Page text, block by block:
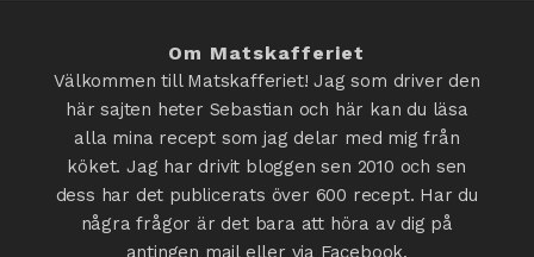
Om Matskafferiet
Välkommen till Matskafferiet! Jag som driver den
här sajten heter Sebastian och här kan du läsa
alla mina recept som jag delar med mig från
köket. Jag har drivit bloggen sen 2010 och sen
dess har det publicerats över 600 recept. Har du
några frågor är det bara att höra av dig på
antingen mail eller via Facebook.